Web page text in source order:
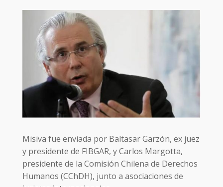
Misiva fue enviada por Baltasar Garzón, ex juez
y presidente de FIBGAR, y Carlos Margotta,
presidente de la Comisión Chilena de Derechos
Humanos (CChDH), junto a asociaciones de